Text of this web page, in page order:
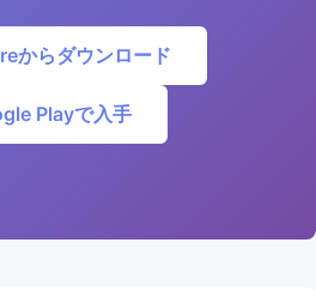
からダウンロード
Playで入手